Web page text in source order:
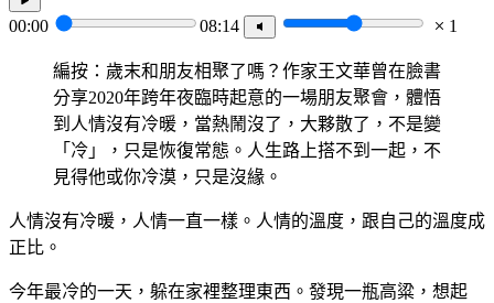
00:00 08:14 1
編按：歲末和朋友相聚了嗎？作家王文華曾在臉書
分享2020年跨年夜臨時起意的一場朋友聚會，體悟
到人情沒有冷暖，當熱鬧沒了，大夥散了，不是變
「冷」，只是恢復常態。人生路上搭不到一起，不
見得他或你冷漠，只是沒緣。
人情沒有冷暖，人情一直一樣。人情的溫度，跟自己的溫度成
正比。
今年最冷的一天，躲在家裡整理東西。發現一瓶高粱，想起